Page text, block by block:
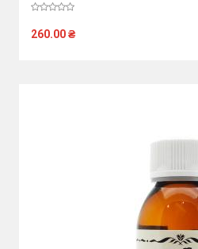
260.00₴